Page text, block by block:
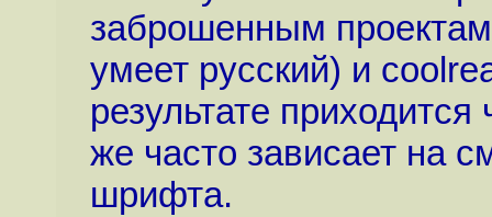
заброшенным
умеет русский) и
результате
же часто зависает на
шрифта.